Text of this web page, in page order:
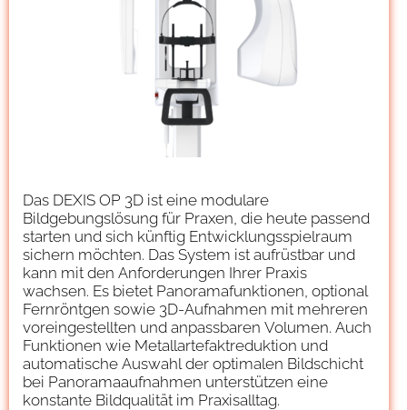
Das DEXIS OP 3D ist eine modulare
Bildgebungslösung für Praxen, die heute passend
starten und sich künftig Entwicklungsspielraum
sichern möchten. Das System ist aufrüstbar und
kann mit den Anforderungen Ihrer Praxis
wachsen. Es bietet Panoramafunktionen, optional
Fernröntgen sowie 3D-Aufnahmen mit mehreren
voreingestellten und anpassbaren Volumen. Auch
Funktionen wie Metallartefaktreduktion und
automatische Auswahl der optimalen Bildschicht
bei Panoramaaufnahmen unterstützen eine
konstante Bildqualität im Praxisalltag.